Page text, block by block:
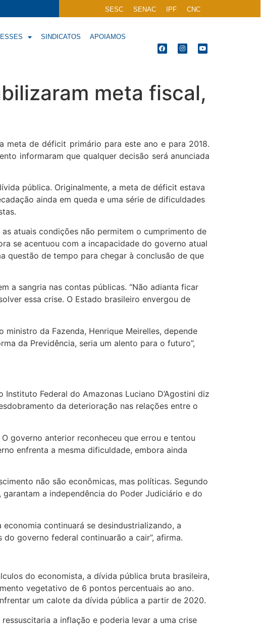
SESC SENAC IPF CNC
SINDICATOS APOIAMOS
meta fiscal,
meta de déficit primário para este ano e para 2018.
informaram que qualquer decisão será anunciada
pública. Originalmente, a meta de déficit estava
ainda em queda e uma série de dificuldades
atuais condições não permitem o cumprimento de
se acentuou com a incapacidade do governo atual
questão de tempo para chegar à conclusão de que
a sangria nas contas públicas. “Não adianta ficar
essa crise. O Estado brasileiro envergou de
da Fazenda, Henrique Meirelles, depende
da Previdência, seria um alento para o futuro”,
Federal do Amazonas Luciano D’Agostini diz
da deterioração nas relações entre o
governo anterior reconheceu que errou e tentou
enfrenta a mesma dificuldade, embora ainda
não são econômicas, mas políticas. Segundo
a independência do Poder Judiciário e do
continuará se desindustrializando, a
governo federal continuarão a cair”, afirma.
do economista, a dívida pública bruta brasileira,
vegetativo de 6 pontos percentuais ao ano.
um calote da dívida pública a partir de 2020.
a inflação e poderia levar a uma crise